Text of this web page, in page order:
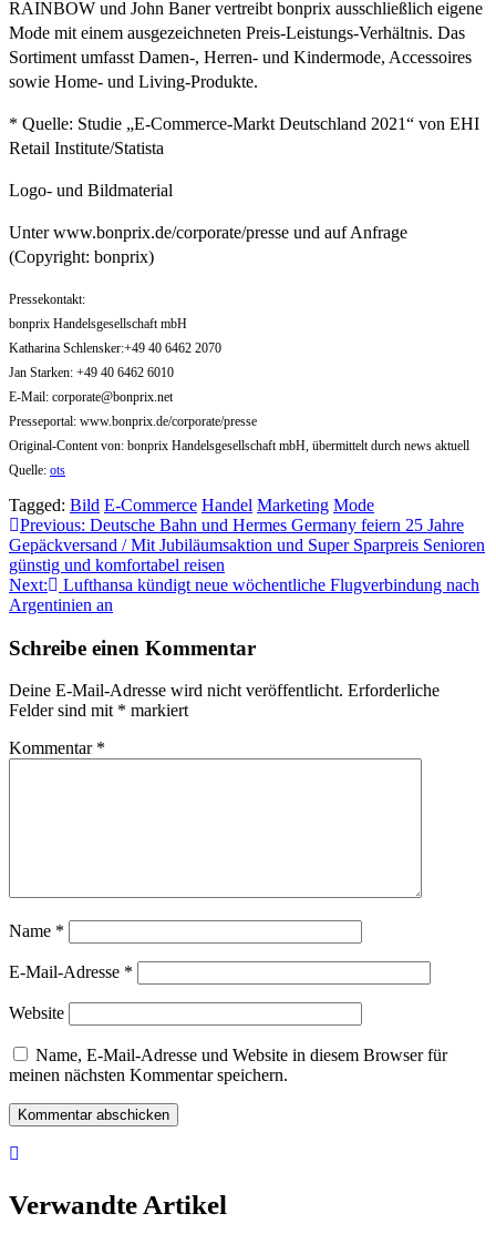
RAINBOW und John Baner vertreibt bonprix ausschließlich eigene
Mode mit einem ausgezeichneten Preis-Leistungs-Verhältnis. Das
Sortiment umfasst Damen-, Herren- und Kindermode, Accessoires
sowie Home- und Living-Produkte.
* Quelle: Studie „E-Commerce-Markt Deutschland 2021“ von EHI
Retail Institute/Statista
Logo- und Bildmaterial
Unter www.bonprix.de/corporate/presse und auf Anfrage
(Copyright: bonprix)
Pressekontakt:
bonprix Handelsgesellschaft mbH
Katharina Schlensker:+49 40 6462 2070
Jan Starken: +49 40 6462 6010
E-Mail: corporate@bonprix.net
Presseportal: www.bonprix.de/corporate/presse
Original-Content von: bonprix Handelsgesellschaft mbH, übermittelt durch news aktuell
Quelle: ots
Tagged: Bild E-Commerce Handel Marketing Mode
Beitragsnavigation
Previous: Deutsche Bahn und Hermes Germany feiern 25 Jahre
Gepäckversand / Mit Jubiläumsaktion und Super Sparpreis Senioren
günstig und komfortabel reisen
Next:
Lufthansa kündigt neue wöchentliche Flugverbindung nach
Argentinien an
Schreibe einen Kommentar
Deine E-Mail-Adresse wird nicht veröffentlicht. Erforderliche
Felder sind mit * markiert
Kommentar *
Name *
E-Mail-Adresse *
Website
Name, E-Mail-Adresse und Website in diesem Browser für
meinen nächsten Kommentar speichern.
Verwandte Artikel